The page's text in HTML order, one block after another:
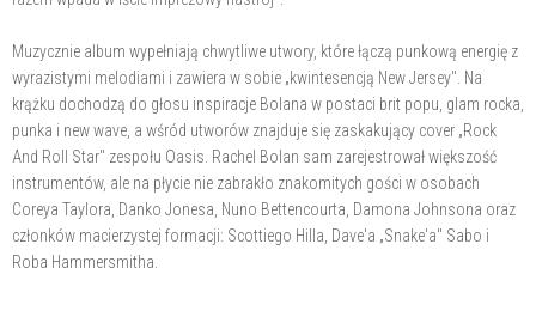
Muzycznie album wypełniają chwytliwe utwory, które łączą punkową energię z
wyrazistymi melodiami i zawiera w sobie „kwintesencją New Jersey". Na
krążku dochodzą do głosu inspiracje Bolana w postaci brit popu, glam rocka,
punka i new wave, a wśród utworów znajduje się zaskakujący cover „Rock
And Roll Star" zespołu Oasis. Rachel Bolan sam zarejestrował większość
instrumentów, ale na płycie nie zabrakło znakomitych gości w osobach
Coreya Taylora, Danko Jonesa, Nuno Bettencourta, Damona Johnsona oraz
członków macierzystej formacji: Scottiego Hilla, Dave'a „Snake'a" Sabo i
Roba Hammersmitha.